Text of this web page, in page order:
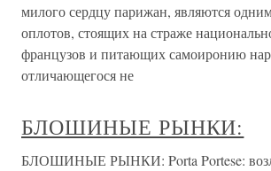
милого сердцу парижан, являются
оплотов, стоящих на страже
французов и питающих самоиронию
отличающегося не
БЛОШИНЫЕ РЫНКИ:
БЛОШИНЫЕ РЫНКИ: Porta Portese: